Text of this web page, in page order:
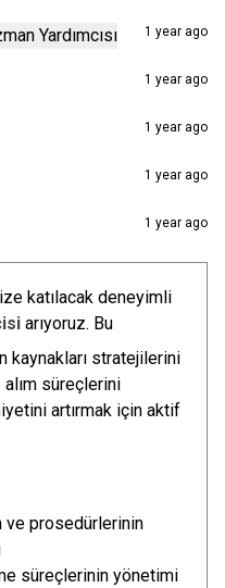
Yardımcısı 1 year ago
1 year ago
1 year ago
1 year ago
1 year ago
katılacak deneyimli
arıyoruz. Bu
kaynakları stratejilerini
süreçlerini
artırmak için aktif
ve prosedürlerinin
süreçlerinin yönetimi